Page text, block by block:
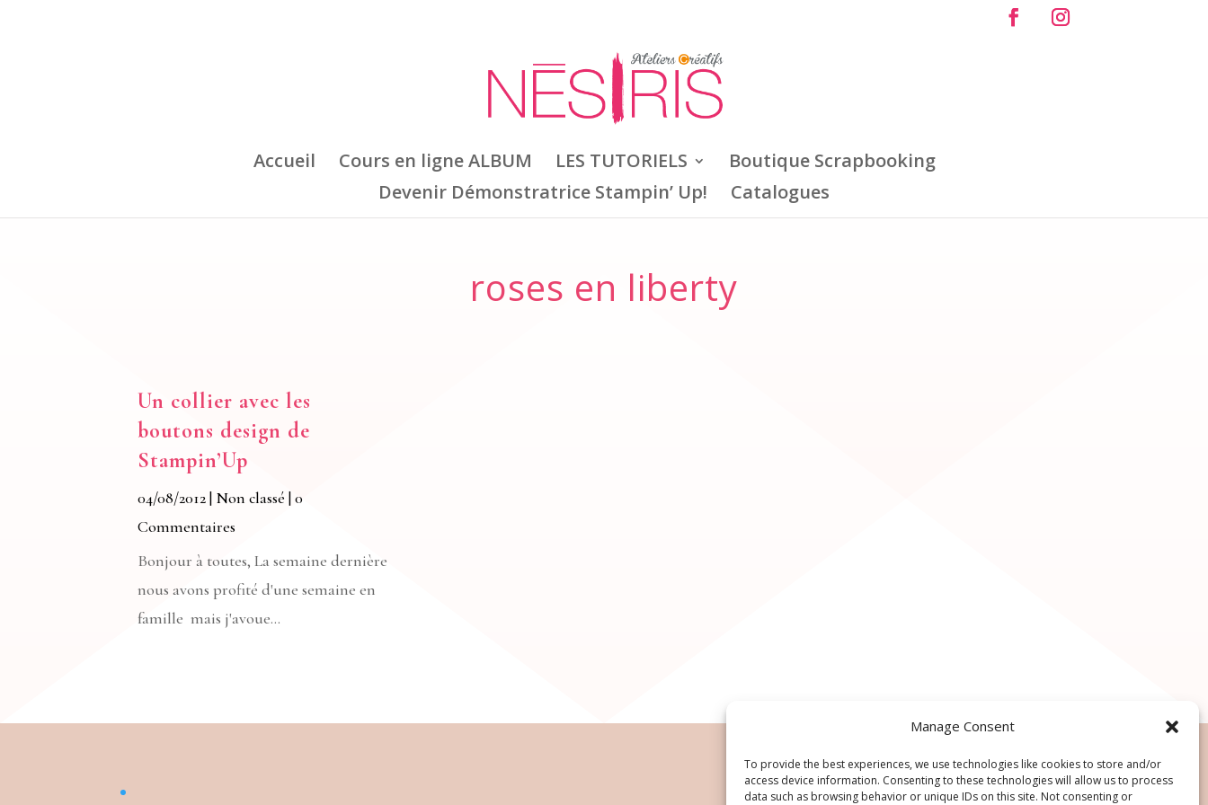
Manage Consent
To provide the best experiences, we use technologies like cookies to store and/or
access device information. Consenting to these technologies will allow us to process
data such as browsing behavior or unique IDs on this site. Not consenting or
Accueil Cours en ligne ALBUM LES TUTORIELS
Boutique Scrapbooking
Devenir Démonstratrice Stampin’ Up!
Catalogues
roses en liberty
Un collier avec les
boutons design de
Stampin’Up
04/08/2012| Non classé | 0
Commentaires
Bonjour à toutes, La semaine dernière
nous avons profité d'une semaine en
famille mais j'avoue...